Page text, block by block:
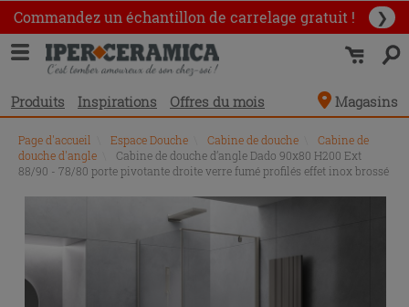
Commandez un échantillon de carrelage gratuit ! ❯
Produits Inspirations Offres du mois Magasins
Page d'accueil Espace Douche Cabine de douche
Cabine de
douche d'angle
Cabine de douche d’angle Dado 90x80 H200 Ext
88/90 - 78/80 porte pivotante droite verre fumé profilés effet inox brossé